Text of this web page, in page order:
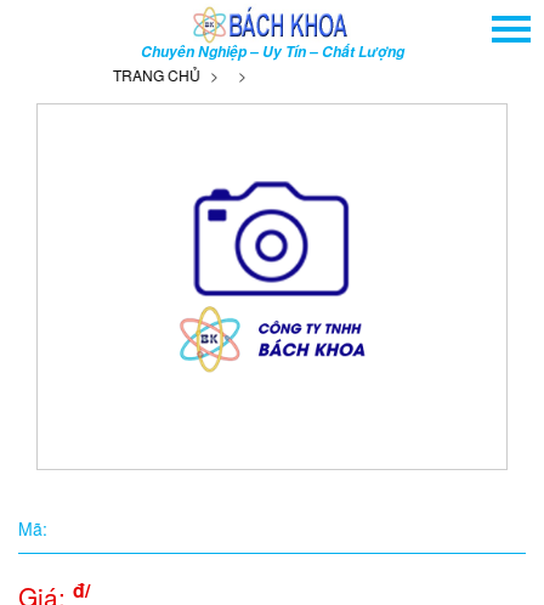
Chuyên Nghiệp – Uy Tín – Chất Lượng
Quy
TRANG CHỦ
Mã:
Giá: đ/